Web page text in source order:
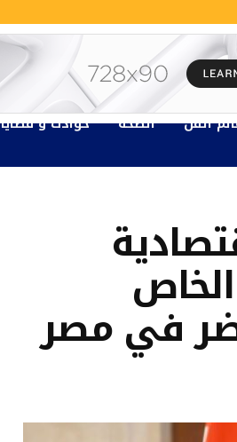
الفن الصحة حوادث و قضايا
في مصر